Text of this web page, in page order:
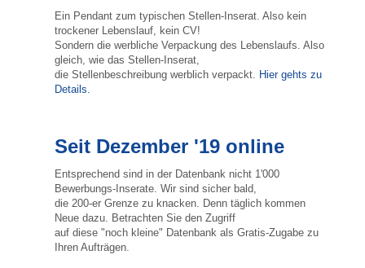
Ein Pendant zum typischen Stellen-Inserat. Also kein
trockener Lebenslauf, kein CV!
Sondern die werbliche Verpackung des Lebenslaufs. Also
gleich, wie das Stellen-Inserat,
die Stellenbeschreibung werblich verpackt. Hier gehts zu
Details.
Seit Dezember '19 online
Entsprechend sind in der Datenbank nicht 1'000
Bewerbungs-Inserate. Wir sind sicher bald,
die 200-er Grenze zu knacken. Denn täglich kommen
Neue dazu. Betrachten Sie den Zugriff
auf diese "noch kleine" Datenbank als Gratis-Zugabe zu
Ihren Aufträgen.